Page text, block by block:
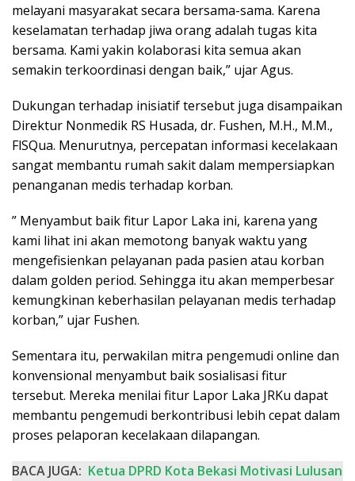
melayani masyarakat secara bersama-sama. Karena
keselamatan terhadap jiwa orang adalah tugas kita
bersama. Kami yakin kolaborasi kita semua akan
semakin terkoordinasi dengan baik,” ujar Agus.
Dukungan terhadap inisiatif tersebut juga disampaikan
Direktur Nonmedik RS Husada, dr. Fushen, M.H., M.M.,
FlSQua. Menurutnya, percepatan informasi kecelakaan
sangat membantu rumah sakit dalam mempersiapkan
penanganan medis terhadap korban.
” Menyambut baik fitur Lapor Laka ini, karena yang
kami lihat ini akan memotong banyak waktu yang
mengefisienkan pelayanan pada pasien atau korban
dalam golden period. Sehingga itu akan memperbesar
kemungkinan keberhasilan pelayanan medis terhadap
korban,” ujar Fushen.
Sementara itu, perwakilan mitra pengemudi online dan
konvensional menyambut baik sosialisasi fitur
tersebut. Mereka menilai fitur Lapor Laka JRKu dapat
membantu pengemudi berkontribusi lebih cepat dalam
proses pelaporan kecelakaan dilapangan.
BACA JUGA: Ketua DPRD Kota Bekasi Motivasi Lulusan